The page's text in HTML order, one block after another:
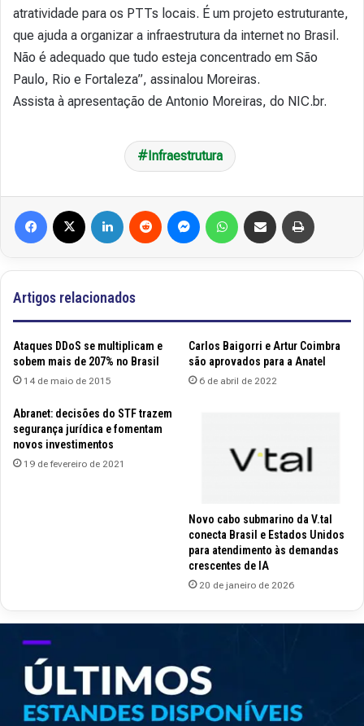
atratividade para os PTTs locais. É um projeto estruturante,
que ajuda a organizar a infraestrutura da internet no Brasil.
Não é adequado que tudo esteja concentrado em São
Paulo, Rio e Fortaleza”, assinalou Moreiras.
Assista à apresentação de Antonio Moreiras, do NIC.br.
Infraestrutura
Artigos relacionados
Ataques DDoS se multiplicam e
sobem mais de 207% no Brasil
14 de maio de 2015
Carlos Baigorri e Artur Coimbra
são aprovados para a Anatel
6 de abril de 2022
Abranet: decisões do STF trazem
segurança jurídica e fomentam
novos investimentos
19 de fevereiro de 2021
Novo cabo submarino da V.tal
conecta Brasil e Estados Unidos
para atendimento às demandas
crescentes de IA
20 de janeiro de 2026